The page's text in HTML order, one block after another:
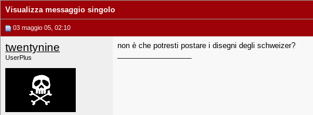
Visualizza messaggio singolo
03 maggio 05, 02:10
twentynine
UserPlus
non è che potresti postare i disegni degli schweizer?